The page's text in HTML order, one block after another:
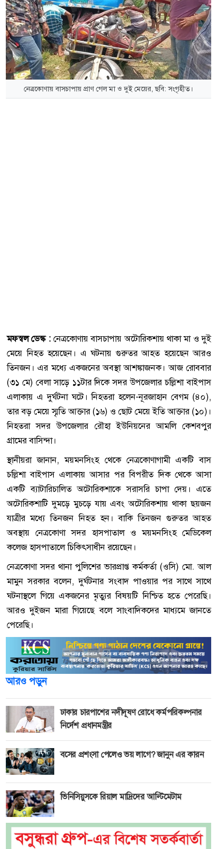
নেত্রকোণায় বাসচাপায় প্রাণ গেল মা ও দুই মেয়ের, ছবি: সংগৃহীত।
মফস্বল ডেস্ক : নেত্রকোণায় বাসচাপায় অটোরিকশায় থাকা মা ও দুই
মেয়ে নিহত হয়েছেন। এ ঘটনায় গুরুতর আহত হয়েছেন আরও
তিনজন। এর মধ্যে একজনের অবস্থা আশঙ্কাজনক। আজ রোববার
(৩১ মে) বেলা সাড়ে ১১টার দিকে সদর উপজেলার চল্লিশা বাইপাস
এলাকায় এ দুর্ঘটনা ঘটে। নিহতরা হলেন-নূরজাহান বেগম (৪০),
তার বড় মেয়ে স্মৃতি আক্তার (১৬) ও ছোট মেয়ে ইতি আক্তার (১০)।
নিহতরা সদর উপজেলার রৌহা ইউনিয়নের আমলি কেশবপুর
গ্রামের বাসিন্দা।
স্থানীয়রা জানান, ময়মনসিংহ থেকে নেত্রকোণাগামী একটি বাস
চল্লিশা বাইপাস এলাকায় আসার পর বিপরীত দিক থেকে আসা
একটি ব্যাটারিচালিত অটোরিকশাকে সরাসরি চাপা দেয়। এতে
অটোরিকশাটি দুমড়ে মুচড়ে যায় এবং অটোরিকশায় থাকা ছয়জন
যাত্রীর মধ্যে তিনজন নিহত হন। বাকি তিনজন গুরুতর আহত
অবস্থায় নেত্রকোণা সদর হাসপাতাল ও ময়মনসিংহ মেডিকেল
কলেজ হাসপাতালে চিকিৎসাধীন রয়েছেন।
নেত্রকোণা সদর থানা পুলিশের ভারপ্রাপ্ত কর্মকর্তা (ওসি) মো. আল
মামুন সরকার বলেন, দুর্ঘটনার সংবাদ পাওয়ার পর সাথে সাথে
ঘটনাস্থলে গিয়ে একজনের মৃত্যুর বিষয়টি নিশ্চিত হতে পেরেছি।
আরও দুইজন মারা গিয়েছে বলে সাংবাদিকদের মাধ্যমে জানতে
পেরেছি।
আরও পড়ুন
ঢাকার চারপাশের নদীদূষণ রোধে কর্মপরিকল্পনার
নির্দেশ প্রধানমন্ত্রীর
বসের প্রশংসা পেলেও ভয় লাগে? জানুন এর কারন
ভিনিসিয়ুসকে রিয়াল মাদ্রিদের আল্টিমেটাম